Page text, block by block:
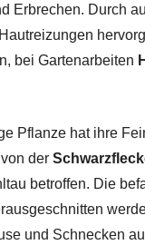
Erbrechen. Durch
bei Gartenarbeiten
Pflanze hat ihre
der
betroffen. Die
und Schnecken